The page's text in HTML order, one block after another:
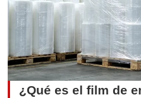
¿Qué es el film de